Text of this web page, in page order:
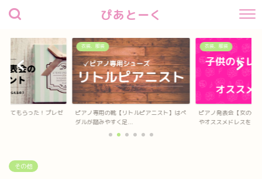
ぴあとーく
してもらった！プレゼ
衣装、服装
ピアノ専用の靴【リトルピアニスト】はペ
ダルが踏みやすく足...
衣装、服装
ピアノ発表会【女の子
やオススメドレスを...
その他